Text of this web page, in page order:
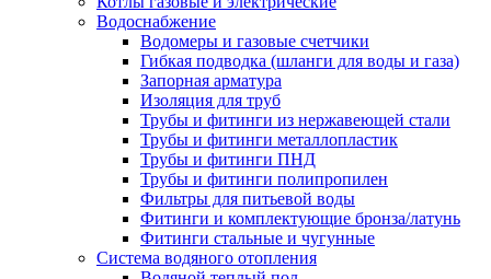
Водоснабжение
Водомеры и газовые счетчики
Гибкая подводка (шланги для воды и газа)
Запорная арматура
Изоляция для труб
Трубы и фитинги из нержавеющей стали
Трубы и фитинги металлопластик
Трубы и фитинги ПНД
Трубы и фитинги полипропилен
Фильтры для питьевой воды
Фитинги и комплектующие бронза/латунь
Фитинги стальные и чугунные
Система водяного отопления